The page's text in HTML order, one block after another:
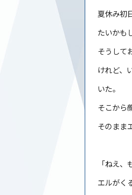
夏休み初
たいかも
そうして
けれど、
いた。
そこから
そのまま
「ねえ
エルがく